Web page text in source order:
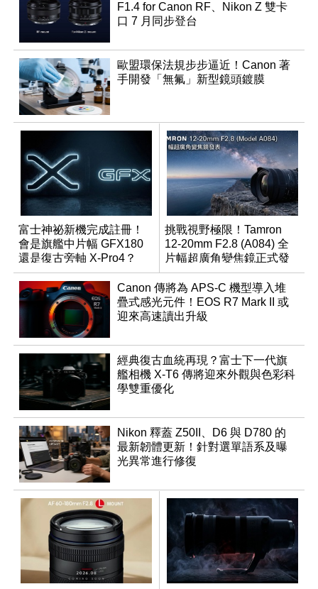
F1.4 for Canon RF、Nikon Z 雙卡
口 7 月同步登台
歐盟環保法規步步逼近！Canon 著
手開發「無氟」新型鏡頭鍍膜
富士神祕新機完成註冊！
會是旗艦中片幅 GFX180
還是復古旁軸 X-Pro4？
挑戰視野極限！Tamron
12-20mm F2.8 (A084) 全
片幅超廣角變焦鏡正式發
表
Canon 傳將為 APS-C 機型導入堆
疊式感光元件！EOS R7 Mark II 或
迎來高速讀出升級
經典復古血統再現？富士下一代旗
艦相機 X-T6 傳將迎來外觀與色彩科
學雙重優化
Nikon 釋蓋 Z50II、D6 與 D780 的
最新韌體更新！針對選單語系及曝
光異常進行修復